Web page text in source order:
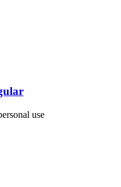
use